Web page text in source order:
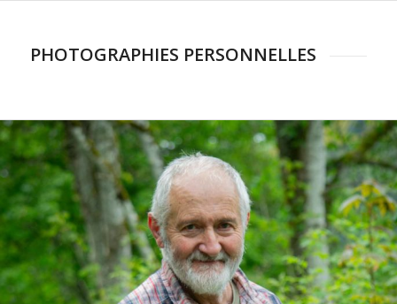
PHOTOGRAPHIES PERSONNELLES